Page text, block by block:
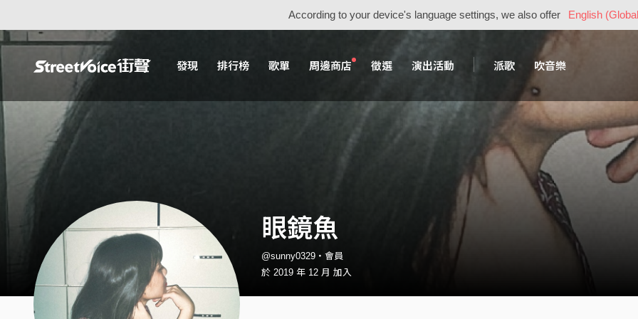
According to your device's language settings, we also offer English
發現 排行榜 歌單 周邊商店 徵選 演出活動 派歌 吹音樂
眼鏡魚
@sunny0329・會員
於 2019 年 12 月 加入